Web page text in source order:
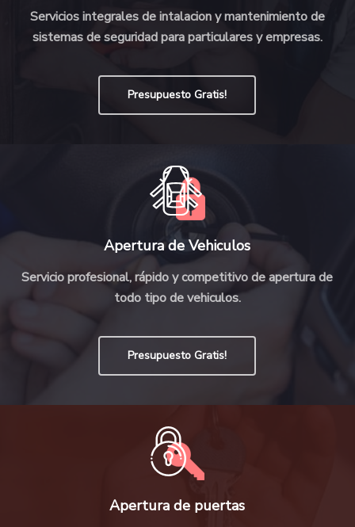
Servicios integrales de intalacion y mantenimiento de
sistemas de seguridad para particulares y empresas.
Presupuesto Gratis!
Apertura de Vehiculos
Servicio profesional, rápido y competitivo de apertura de
todo tipo de vehiculos.
Presupuesto Gratis!
Apertura de puertas